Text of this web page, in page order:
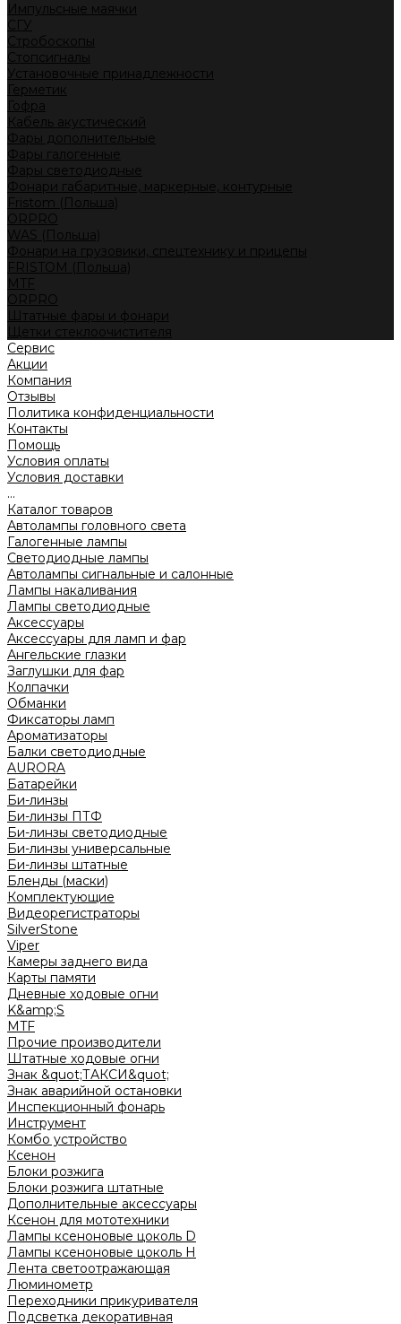
Импульсные маячки
СГУ
Стробоскопы
Стопсигналы
Установочные принадлежности
Герметик
Гофра
Кабель акустический
Фары дополнительные
Фары галогенные
Фары светодиодные
Фонари габаритные, маркерные, контурные
Fristom (Польша)
ORPRO
WAS (Польша)
Фонари на грузовики, спецтехнику и прицепы
FRISTOM (Польша)
MTF
ORPRO
Штатные фары и фонари
Щетки стеклоочистителя
Сервис
Акции
Компания
Отзывы
Политика конфиденциальности
Контакты
Помощь
Условия оплаты
Условия доставки
...
Каталог товаров
Автолампы головного света
Галогенные лампы
Светодиодные лампы
Автолампы сигнальные и салонные
Лампы накаливания
Лампы светодиодные
Аксессуары
Аксессуары для ламп и фар
Ангельские глазки
Заглушки для фар
Колпачки
Обманки
Фиксаторы ламп
Ароматизаторы
Балки светодиодные
AURORA
Батарейки
Би-линзы
Би-линзы ПТФ
Би-линзы светодиодные
Би-линзы универсальные
Би-линзы штатные
Бленды (маски)
Комплектующие
Видеорегистраторы
SilverStone
Viper
Камеры заднего вида
Карты памяти
Дневные ходовые огни
K&amp;S
MTF
Прочие производители
Штатные ходовые огни
Знак &quot;ТАКСИ&quot;
Знак аварийной остановки
Инспекционный фонарь
Инструмент
Комбо устройство
Ксенон
Блоки розжига
Блоки розжига штатные
Дополнительные аксессуары
Ксенон для мототехники
Лампы ксеноновые цоколь D
Лампы ксеноновые цоколь H
Лента светоотражающая
Люминометр
Переходники прикуривателя
Подсветка декоративная